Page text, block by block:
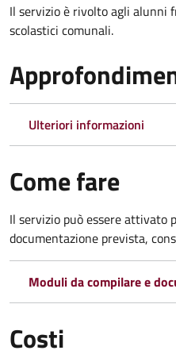
Il servizio è rivolto agli
scolastici comunali.
Ulteriori informazioni
Come fare
Il servizio può essere attivato
documentazione prevista,
Moduli da compilare e
Costi